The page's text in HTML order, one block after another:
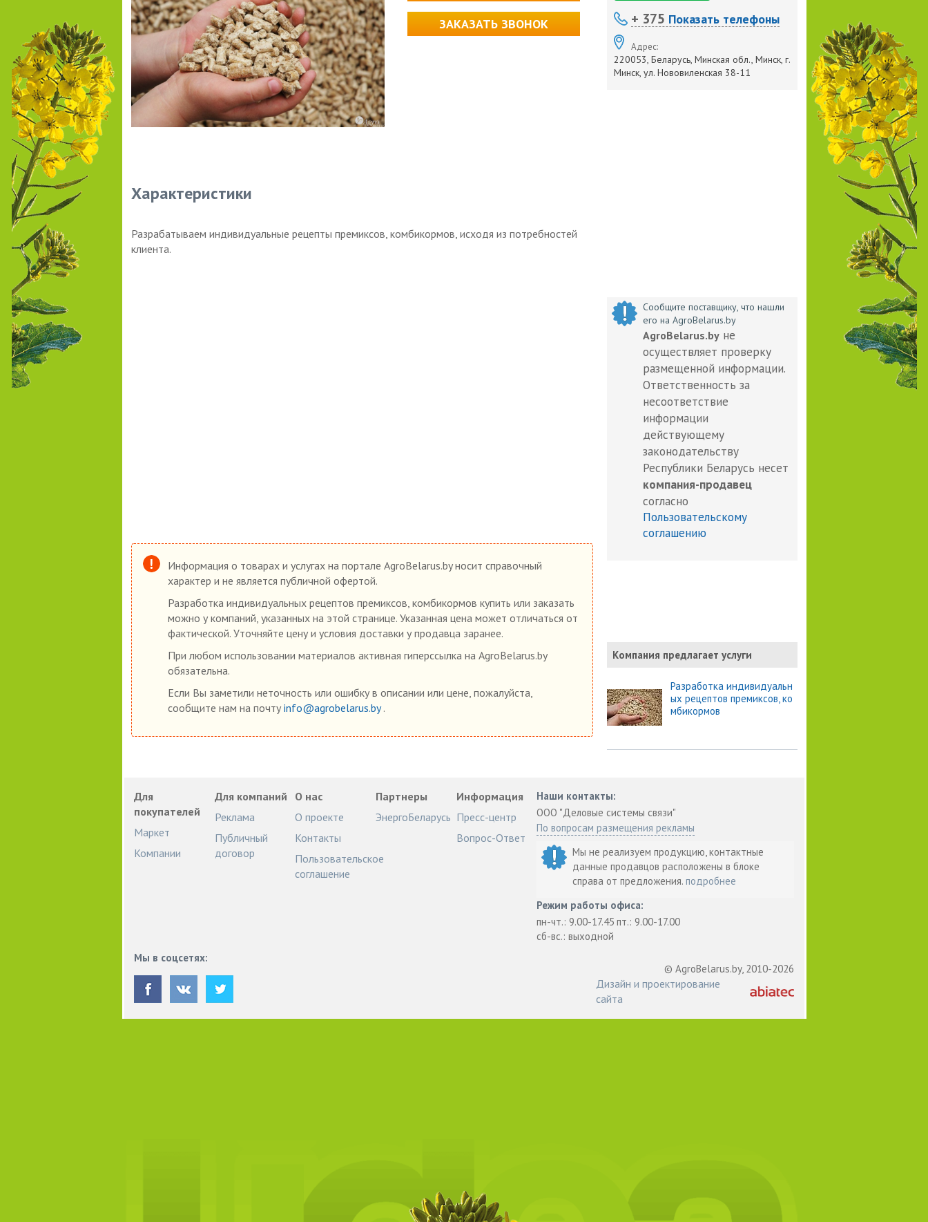
ЗАКАЗАТЬ ЗВОНОК
Характеристики
Разрабатываем индивидуальные рецепты премиксов, комбикормов, исходя из потребностей
клиента.
+ 375 Показать телефоны
Адрес:
220053, Беларусь, Минская обл., Минск, г.
Минск, ул. Нововиленская 38-11
Сообщите поставщику, что нашли
его на AgroBelarus.by
AgroBelarus.by не
осуществляет проверку
размещенной информации.
Ответственность за
несоответствие
информации
действующему
законодательству
Республики Беларусь несет
компания-продавец
согласно
Пользовательскому
соглашению
Компания предлагает услуги
Разработка индивидуальн
ых рецептов премиксов, ко
мбикормов
Информация о товарах и услугах на портале AgroBelarus.by носит справочный
характер и не является публичной офертой.
Разработка индивидуальных рецептов премиксов, комбикормов купить или заказать
можно у компаний, указанных на этой странице. Указанная цена может отличаться от
фактической. Уточняйте цену и условия доставки у продавца заранее.
При любом использовании материалов активная гиперссылка на AgroBelarus.by
обязательна.
Если Вы заметили неточность или ошибку в описании или цене, пожалуйста,
сообщите нам на почту info@agrobelarus.by.
Для
покупателей
Маркет
Компании
Для компаний
Реклама
Публичный
договор
О нас
О проекте
Контакты
Пользовательское
соглашение
Партнеры
ЭнергоБеларусь
Информация
Пресс-центр
Вопрос-Ответ
Наши контакты:
ООО "Деловые системы связи"
По вопросам размещения рекламы
Мы не реализуем продукцию, контактные
данные продавцов расположены в блоке
справа от предложения.подробнее
Режим работы офиса:
пн-чт.: 9.00-17.45 пт.: 9.00-17.00
сб-вс.: выходной
Мы в соцсетях:
© AgroBelarus.by, 2010-2026
Дизайн и проектирование
сайта